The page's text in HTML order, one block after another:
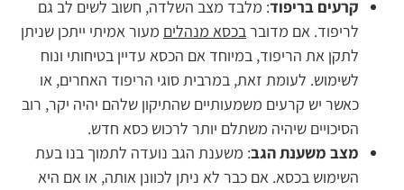
קרעים בריפוד: מלבד מצב השלדה, חשוב לשים לב גם
לריפוד. אם מדוברבכסא מנהלים מעור אמיתי ייתכן שניתן
לתקן את הריפוד, במיוחד אם הכסא עדיין בטיחותי ונוח
לשימוש. לעומת זאת, במרבית סוגי הריפוד האחרים, או
כאשר יש קרעים משמעותיים שהתיקון שלהם יהיה יקר, רוב
הסיכויים שיהיה משתלם יותר לרכוש כסא חדש.
מצב משענת הגב: משענת הגב נועדה לתמוך בנו בעת
השימוש בכסא. אם כבר לא ניתן לכוונן אותה, או אם היא